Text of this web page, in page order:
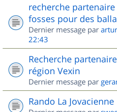
recherche
fosses pour des
Dernier message par
22:43
Recherche
région Vexin
Dernier message par
Rando La